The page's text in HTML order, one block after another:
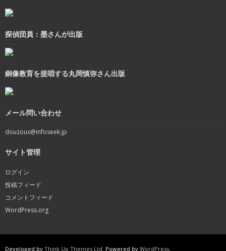
探偵団員：墨さんが出版
銅像教育を提唱する丸岡慎弥さん出版
メール問い合わせ
douzoux@infoseek.jp
サイト管理
ログイン
投稿フィード
コメントフィード
WordPress.org
Developed by Think Up Themes Ltd. Powered by WordPress.